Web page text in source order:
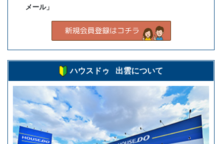
メール」
ハウスドゥ 出雲について